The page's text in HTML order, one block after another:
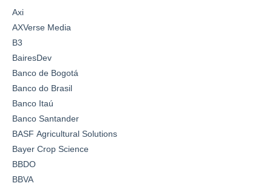
Axi
AXVerse Media
B3
BairesDev
Banco de Bogotá
Banco do Brasil
Banco Itaú
Banco Santander
BASF Agricultural Solutions
Bayer Crop Science
BBDO
BBVA